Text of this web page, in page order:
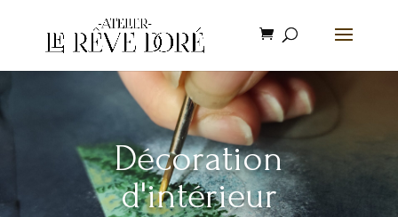
Décoration
d'intérieur